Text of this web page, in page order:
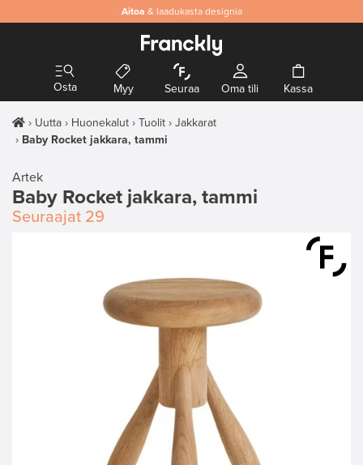
Aitoa & laadukasta designia
Osta Myy Seuraa Oma tili Kassa
Uutta Huonekalut Tuolit
Jakkarat
Baby Rocket jakkara, tammi
Artek
Baby Rocket jakkara, tammi
Seuraajat 29